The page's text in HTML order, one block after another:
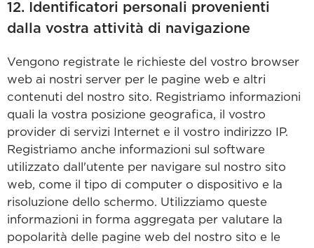
12. Identificatori personali provenienti
dalla vostra attività di navigazione
Vengono registrate le richieste del vostro browser
web ai nostri server per le pagine web e altri
contenuti del nostro sito. Registriamo informazioni
quali la vostra posizione geografica, il vostro
provider di servizi Internet e il vostro indirizzo IP.
Registriamo anche informazioni sul software
utilizzato dall'utente per navigare sul nostro sito
web, come il tipo di computer o dispositivo e la
risoluzione dello schermo. Utilizziamo queste
informazioni in forma aggregata per valutare la
popolarità delle pagine web del nostro sito e le